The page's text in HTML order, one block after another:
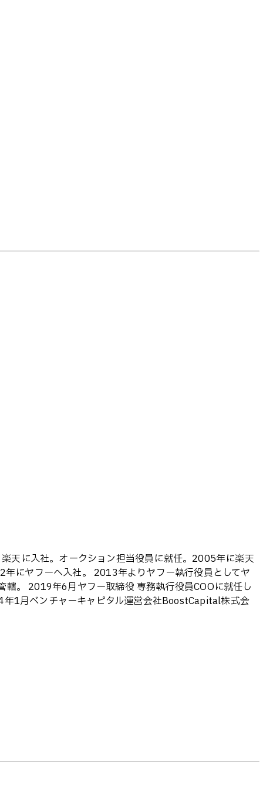
天に入社。オークション担当役員に就任。2005年に楽天
にヤフーへ入社。 2013年よりヤフー執行役員としてヤ
。 2019年6月ヤフー取締役 専務執行役員COOに就任し
1月ベンチャーキャピタル運営会社BoostCapital株式会